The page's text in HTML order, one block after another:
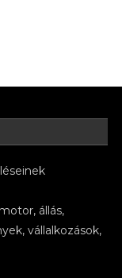
állás,
vállalkozások,